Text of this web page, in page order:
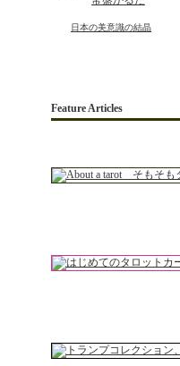
日本の美意識の結晶
Feature Articles